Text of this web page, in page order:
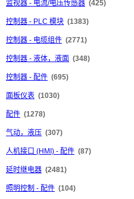
监视器 - 电流/电压传感器 (425)
控制器 - PLC 模块 (1383)
控制器 - 电缆组件 (2771)
控制器 - 液体，液面 (348)
控制器 - 配件 (695)
面板仪表 (1030)
配件 (1278)
气动，液压 (307)
人机接口 (HMI) - 配件 (87)
延时继电器 (2481)
照明控制 - 配件 (104)